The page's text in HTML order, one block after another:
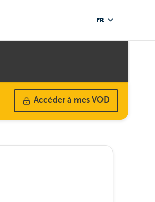
FR
Accéder à mes VOD